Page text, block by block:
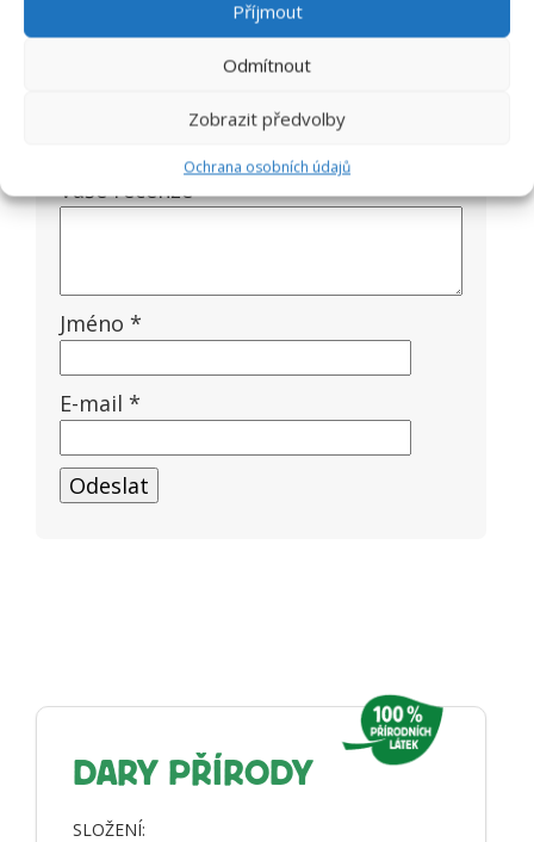
Příjmout
Odmítnout
Zobrazit předvolby
Ochrana osobních údajů
Vyžadované informace jsou
Vaše hodnocení
Vaše recenze*
Jméno *
E-mail *
DARY PŘÍRODY
SLOŽENÍ: